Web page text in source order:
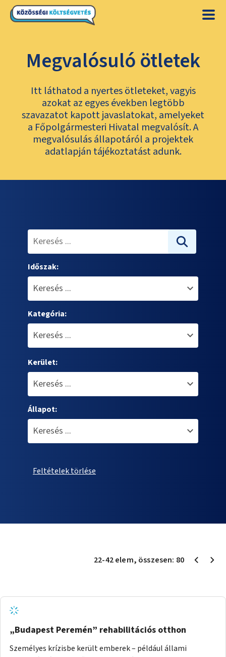
Megvalósuló ötletek
Itt láthatod a nyertes ötleteket, vagyis
azokat az egyes években legtöbb
szavazatot kapott javaslatokat, amelyeket
a Főpolgármesteri Hivatal megvalósít. A
megvalósulás állapotáról a projektek
adatlapján tájékoztatást adunk.
Időszak:
Kategória:
Kerület:
Állapot:
Feltételek törlése
22-42elem, összesen: 80
„Budapest Peremén” rehabilitációs otthon
Személyes krízisbe került emberek – például állami